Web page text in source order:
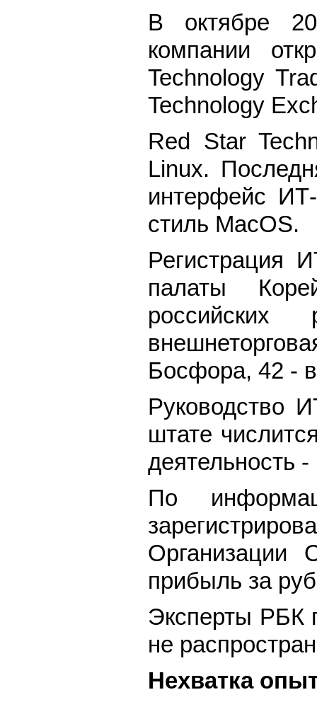
В октябре
компании
Technology
Technology
Red Star
Linux.
интерфейс
стиль MacOS.
Регистрация
палаты
российских
Босфора, 42 -
Руководство
штате
деятельность
По
прибыль за
Эксперты РБК
не
Нехватка